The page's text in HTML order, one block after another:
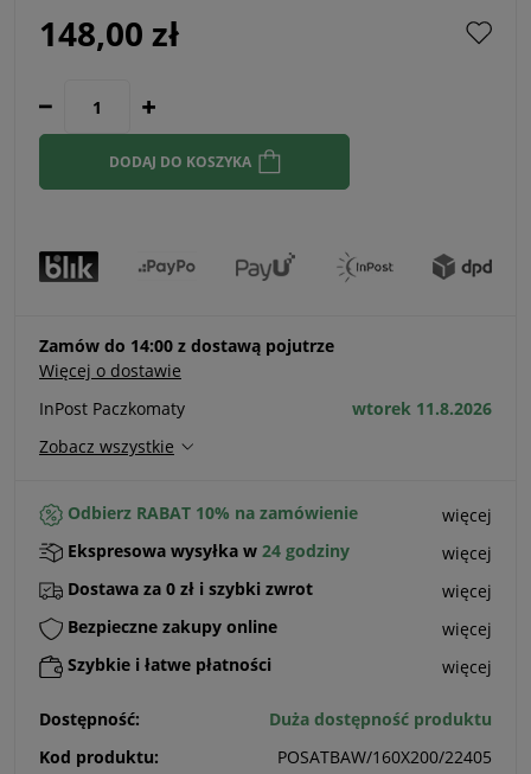
148,00 zł
DODAJ DO KOSZYKA
Zamów do 14:00 z dostawą pojutrze
Więcej o dostawie
InPost Paczkomaty
wtorek 11.8.2026
Zobacz wszystkie
Odbierz RABAT 10% na zamówienie
więcej
Ekspresowa wysyłka w 24 godziny
więcej
Dostawa za 0 zł i szybki zwrot
więcej
Bezpieczne zakupy online
więcej
Szybkie i łatwe płatności
więcej
Dostępność:
Duża dostępność produktu
Kod produktu:
POSATBAW/160X200/22405